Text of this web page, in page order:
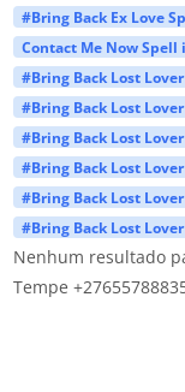
#Bring Back Ex Love
Contact Me Now Spell
#Bring Back Lost
#Bring Back Lost
#Bring Back Lost
#Bring Back Lost
#Bring Back Lost
#Bring Back Lost
Nenhum resultado
Tempe